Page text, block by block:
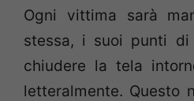
Ogni vittima sarà
stessa, i suoi punti
chiudere la tela
letteralmente. Questo